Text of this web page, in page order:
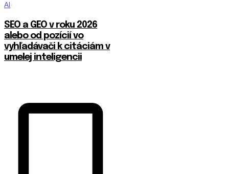
AI
SEO a GEO v roku 2026
alebo od pozícií vo
vyhľadávači k citáciám v
umelej inteligencii